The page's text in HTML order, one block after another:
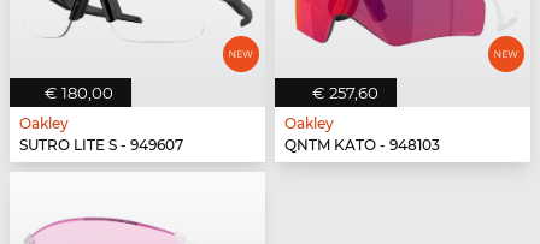
€ 180,00
Oakley
SUTRO LITE S - 949607
€ 257,60
Oakley
QNTM KATO - 948103